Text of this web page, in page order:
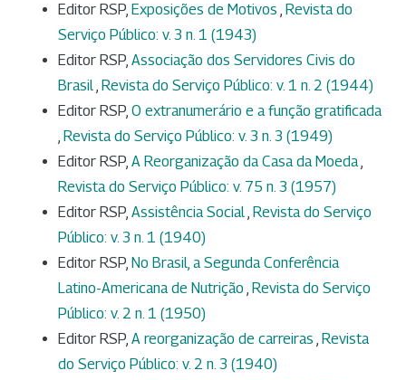
Editor RSP, Exposições de Motivos , Revista do
Serviço Público: v. 3 n. 1 (1943)
Editor RSP, Associação dos Servidores Civis do
Brasil, Revista do Serviço Público: v. 1 n. 2 (1944)
Editor RSP, O extranumerário e a função gratificada
, Revista do Serviço Público: v. 3 n. 3 (1949)
Editor RSP, A Reorganização da Casa da Moeda,
Revista do Serviço Público: v. 75 n. 3 (1957)
Editor RSP, Assistência Social, Revista do Serviço
Público: v. 3 n. 1 (1940)
Editor RSP, No Brasil, a Segunda Conferência
Latino-Americana de Nutrição , Revista do Serviço
Público: v. 2 n. 1 (1950)
Editor RSP, A reorganização de carreiras , Revista
do Serviço Público: v. 2 n. 3 (1940)